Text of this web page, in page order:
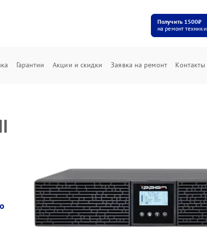
Получить 1500₽
на ремонт техники
Гарантии Акции и скидки Заявка на ремонт Контакты